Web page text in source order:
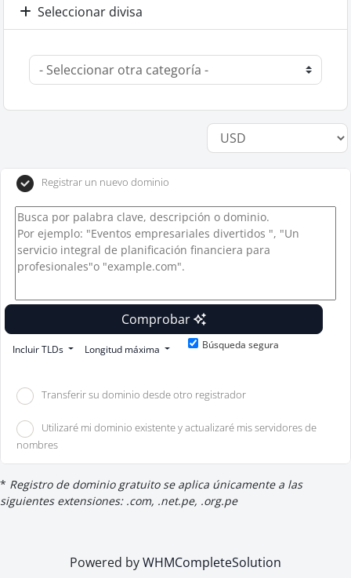
Seleccionar divisa
Registrar un nuevo dominio
Comprobar
Incluir TLDs Longitud máxima Búsqueda segura
Transferir su dominio desde otro registrador
Utilizaré mi dominio existente y actualizaré mis servidores de
nombres
* Registro de dominio gratuito se aplica únicamente a las
siguientes extensiones: .com, .net.pe, .org.pe
Powered byWHMCompleteSolution